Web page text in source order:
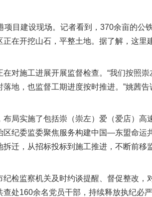
目建设现场。记者看到，370余亩的公
在开挖山石，平整土地。据了解，这里
施工进展开展监督检查。“我们按照崇
地，也监督工期进度按时推进。”姚茜
实施了包括崇（崇左）爱（爱店）高
纪委监委聚焦服务构建中国—东盟命运
迁，从招标投标到施工推进，不断前移
监察机关及时约谈提醒、督促整改，
处160余名党员干部，持续释放执纪必